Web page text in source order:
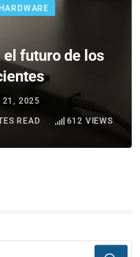
HARDWARE
futuro de los
21, 2025
READ 612 VIEWS